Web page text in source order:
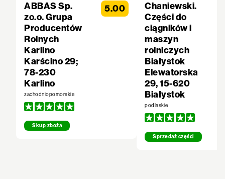
ABBAS Sp.
zo.o. Grupa
Producentów
Rolnych
Karlino
Karścino 29;
78-230
Karlino
zachodniopomorskie
Skup zboża
5.00
Chaniewski.
Części do
ciągników i
maszyn
rolniczych
Białystok
Elewatorska
29, 15-620
Białystok
podlaskie
Sprzedaż części